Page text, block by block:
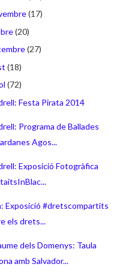
(17)
(20)
(27)
(18)
(72)
Festa Pirata 2014
Programa de Ballades
Agos...
Exposició Fotogràfica
Exposició #dretscompartits
els drets...
dels Domenys: Taula
amb Salvador...